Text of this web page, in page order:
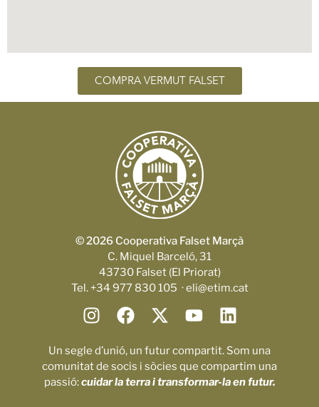
COMPRA VERMUT FALSET
© 2026 Cooperativa Falset Marçà
C. Miquel Barceló, 31
43730 Falset (El Priorat)
Tel. +34 977 830 105 · eli@etim.cat
Un segle d’unió, un futur compartit. Som una
comunitat de socis i sòcies que compartim una
passió:cuidar la terra i transformar-la en futur.